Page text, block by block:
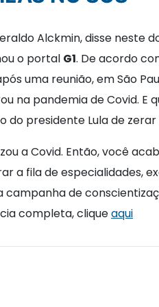
Alckmin, disse neste
o portal G1. De acordo
uma reunião, em São
na pandemia de Covid.
do presidente Lula de
a Covid. Então, você
fila de especialidades,
de
completa, cliqueaqui